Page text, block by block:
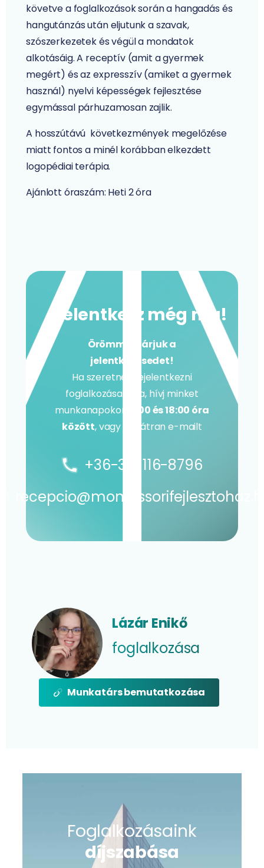
követve a foglalkozások során a hangadás és
hangutánzás után eljutunk a szavak,
szószerkezetek és végül a mondatok
alkotásáig. A receptív (amit a gyermek
megért) és az expresszív (amiket a gyermek
használ) nyelvi képességek fejlesztése
egymással párhuzamosan zajlik.
A hosszútávú következmények megelőzése
miatt fontos a minél korábban elkezdett
logopédiai terápia.
Ajánlott óraszám: Heti 2 óra
Jelentkezz még ma!
Örömmel várjuk a
jelentkezésedet!
Ha szeretnél bejelentkezni
foglalkozásainkra, hívj minket
munkanapokon
9:00 és 18:00 óra
között, vagy írj bátran e-mailt
+36-30-116-8796
Lázár Enikő
foglalkozása
Munkatárs bemutatkozása
Foglalkozásaink
díjszabása